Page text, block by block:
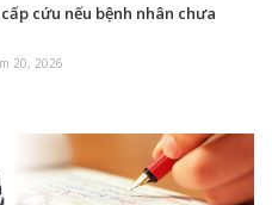
cứu nếu bệnh nhân chưa
20, 2026